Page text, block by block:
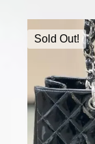
Sold Out!